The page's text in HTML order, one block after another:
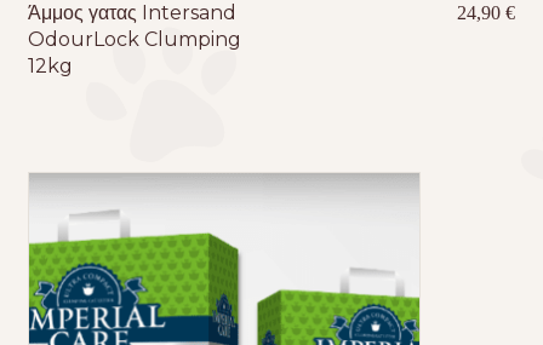
Άμμος γατας Intersand
OdourLock Clumping
12kg
24,90€